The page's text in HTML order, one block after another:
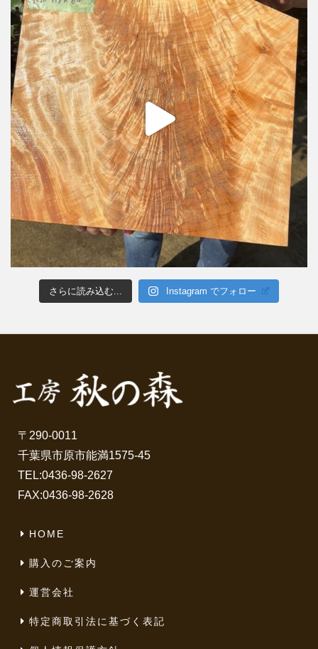
さらに読み込む... Instagram でフォロー
〒290-0011
千葉県市原市能満1575-45
TEL:0436-98-2627
FAX:0436-98-2628
HOME
購入のご案内
運営会社
特定商取引法に基づく表記